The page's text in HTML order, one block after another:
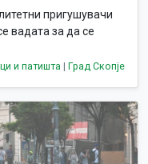
важна колку и
пригушувачи
вадата за да се
часови.
и патишта | Град Скопје